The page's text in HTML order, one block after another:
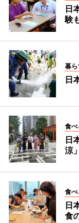
日
験
暮ら
日
食べ
日
涼
食べ
日
食